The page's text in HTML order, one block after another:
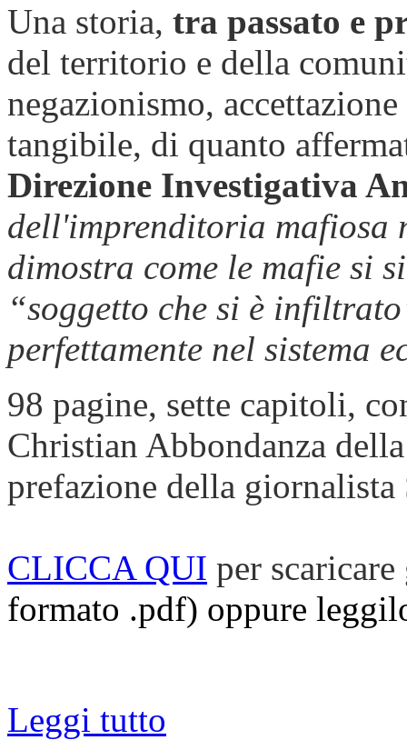
Una storia, tra passato e
del territorio e della
negazionismo,
tangibile, di quanto
Direzione Investigativa
dell'imprenditoria mafiosa
dimostra come le mafie si
“soggetto che si è
perfettamente nel sistema
98 pagine, sette capitoli,
Christian Abbondanza
prefazione della
CLICCA QUI per
formato .pdf) oppure
Leggi tutto